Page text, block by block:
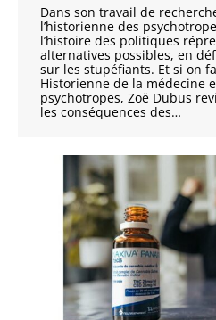
Dans son travail de
l’historienne des
l’histoire des politiques
alternatives possibles, en
sur les stupéfiants. Et si on
Historienne de la médecine
psychotropes, Zoë Dubus
les conséquences des…